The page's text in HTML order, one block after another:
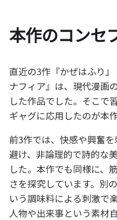
本作のコンセ
直近の3作『かぜはふり
ナフィア』は、現代漫画
した作品でした。そこで
ギャグに応用したのが本作
前3作では、快感や興奮
避け、非論理的で詩的な
した。本作でも同様に、
さを探究しています。別
いう調味料による刺激で
人物や出来事という素材